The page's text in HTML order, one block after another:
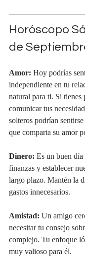
Horóscopo
de
Amor: Hoy podrías
independiente en tu
natural para ti. Si tienes
comunicar tus
solteros podrían
que comparta su amor
Dinero: Es un buen
finanzas y establecer
largo plazo. Mantén la
gastos innecesarios.
Amistad: Un amigo
necesitar tu consejo
complejo. Tu enfoque
muy valioso para él.